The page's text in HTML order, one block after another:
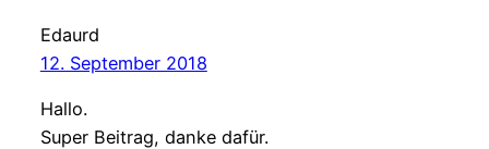
Edaurd
12. September 2018
Hallo.
Super Beitrag, danke dafür.